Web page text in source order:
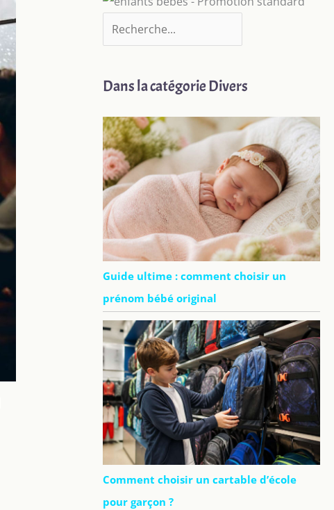
Dans la catégorie Divers
Guide ultime : comment choisir un
prénom bébé original
Comment choisir un cartable d’école
pour garçon ?